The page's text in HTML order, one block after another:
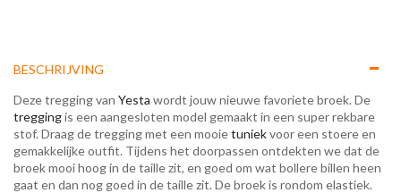
BESCHRIJVING
Deze tregging van Yesta wordt jouw nieuwe favoriete broek. De
treggingis een aangesloten model gemaakt in een super rekbare
stof. Draag de tregging met een mooietuniekvoor een stoere en
gemakkelijke outfit. Tijdens het doorpassen ontdekten we dat de
broek mooi hoog in de taille zit, en goed om wat bollere billen heen
gaat en dan nog goed in de taille zit. De broek is rondom elastiek.